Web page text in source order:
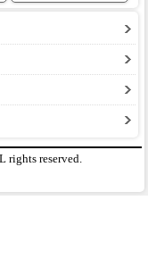
rights reserved.